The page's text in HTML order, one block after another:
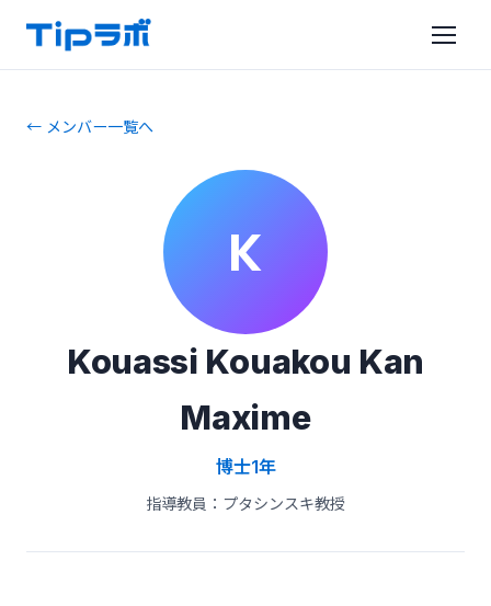
← メンバー一覧へ
K
Kouassi Kouakou Kan
Maxime
博士1年
指導教員：プタシンスキ教授